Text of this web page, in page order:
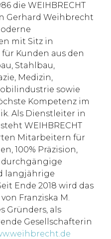
die WEIHBRECHT
Gerhard Weihbrecht
mit Sitz in
Kunden aus den
Stahlbau,
Medizin,
sowie
Kompetenz im
Als Dienstleiter in
WEIHBRECHT
Mitarbeitern für
100% Präzision,
durchgängige
langjährige
Ende 2018 wird das
Franziska M.
Gründers, als
Gesellschafterin